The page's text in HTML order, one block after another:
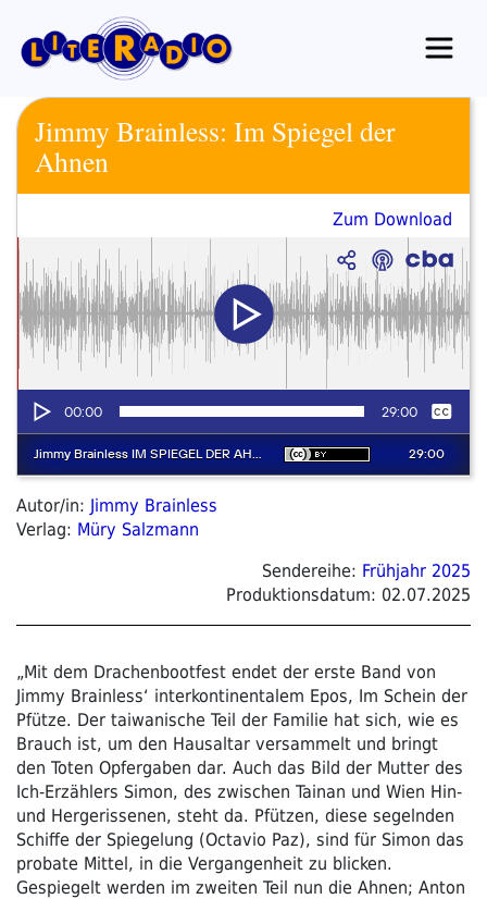
Inhalt
springen
Jimmy Brainless: Im Spiegel der
Ahnen
Zum Download
Autor/in: Jimmy Brainless
Verlag: Müry Salzmann
Sendereihe: Frühjahr 2025
Produktionsdatum: 02.07.2025
„Mit dem Drachenbootfest endet der erste Band von
Jimmy Brainless‘ interkontinentalem Epos, Im Schein der
Pfütze. Der taiwanische Teil der Familie hat sich, wie es
Brauch ist, um den Hausaltar versammelt und bringt
den Toten Opfergaben dar. Auch das Bild der Mutter des
Ich-Erzählers Simon, des zwischen Tainan und Wien Hin-
und Hergerissenen, steht da. Pfützen, diese segelnden
Schiffe der Spiegelung (Octavio Paz), sind für Simon das
probate Mittel, in die Vergangenheit zu blicken.
Gespiegelt werden im zweiten Teil nun die Ahnen; Anton